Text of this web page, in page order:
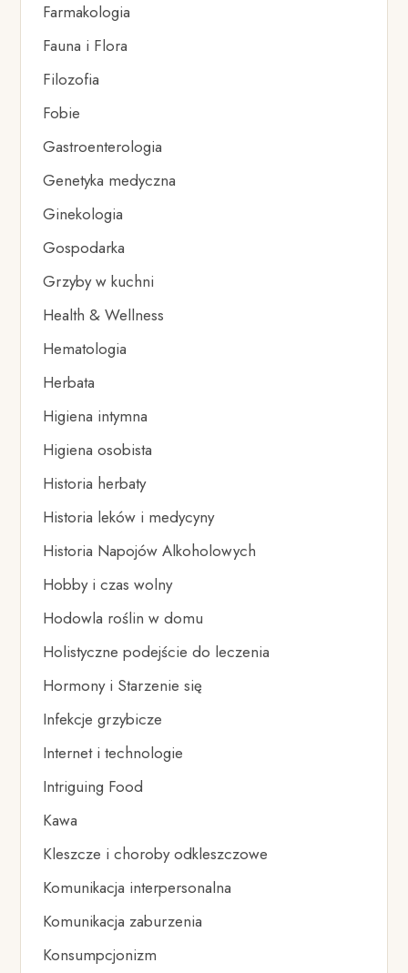
Farmakologia
Fauna i Flora
Filozofia
Fobie
Gastroenterologia
Genetyka medyczna
Ginekologia
Gospodarka
Grzyby w kuchni
Health & Wellness
Hematologia
Herbata
Higiena intymna
Higiena osobista
Historia herbaty
Historia leków i medycyny
Historia Napojów Alkoholowych
Hobby i czas wolny
Hodowla roślin w domu
Holistyczne podejście do leczenia
Hormony i Starzenie się
Infekcje grzybicze
Internet i technologie
Intriguing Food
Kawa
Kleszcze i choroby odkleszczowe
Komunikacja interpersonalna
Komunikacja zaburzenia
Konsumpcjonizm